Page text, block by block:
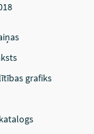
grafiks